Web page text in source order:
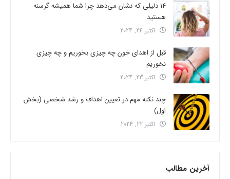
14 دلیلی که نشان می‌دهد چرا شما همیشه گرسنه
هستید
اکتبر 24, 2024
قبل از اهدای خون چه چیزی بخوریم و چه چیزی
نخوریم
اکتبر 23, 2024
چند نکته مهم در تعیین اهداف و رشد شخصی (بخش
اول)
اکتبر 22, 2024
آخرین مطالب